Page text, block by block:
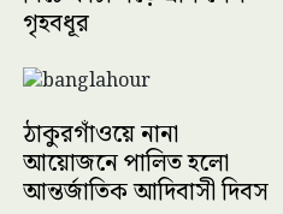
গৃহবধূর
ঠাকুরগাঁওয়ে নানা
আয়োজনে পালিত হলো
আন্তর্জাতিক আদিবাসী দিবস